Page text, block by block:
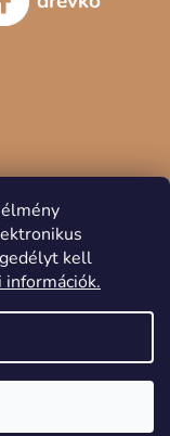
kell
információk.